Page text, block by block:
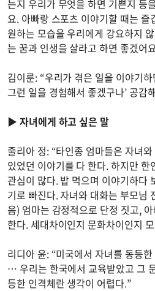
는지 우리가 무엇을 하면 기쁜지 등
요. 아빠랑 스포츠 이야기할 때는 즐
원하는 모습을 우리에게 강요하지
는 꿈과 인생을 살라고 하면 좋겠어
김이룬: “우리가 겪은 일을 이야기
그런 일을 경험해서 좋겠구나’ 공감
▶ 자녀에게 하고 싶은 말
줄리아 정: “타인종 엄마들은 자녀
있었던 이야기를 다 한다. 하지만 한
관심이 많다. 밥 먹으며 이야기하다
기로 빠진다. 자녀와 대화는 부모님
음) 엄마는 감정적으로 단정 짓고,
한다. 세대차이인지 문화차이인지
리디아 윤: “미국에서 자녀를 동등
… 우리는 한국에서 교육받았고 그
등한 인격체란 생각이 어렵다.”